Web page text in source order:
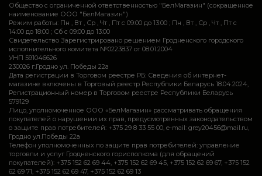
Общество с ограниченной ответственностью "БелМагазин" (сокращенное
наименование ООО "БелМагазин")
Режим работы: Пн , Вт , Ср , Чт , Пт c 09:00 до 13:00 ; Пн , Вт , Ср , Чт , Пт c
14:00 до 18:00 ; Сб c 09:00 до 13:00
Свидетельство Зарегистрировано решением Гродненского городского
исполнительного комитета №0223837 от 08.01.2004
УНП 591046626
230026 г.Гродно ул. Победы 22а
Дата регистрации в Торговом реестре РБ: Сведения об интернет-
магазине включены в Торговый реестр Республики Беларусь 18.04.2024,
Регистрационный номер в Торговом реестре Республики Беларусь
579129
Лицо, уполномоченное ООО «БелМагазин» рассматривать обращения
покупателей о нарушении их прав, предусмотренных законодательством
о защите прав потребителей: +375 29 8 33 55 00, e-mail: grey20456@mail.ru,
Гродно ул.Победы 22а
Телефон уполномоченных по защите прав потребителей: управление
торговли и услуг Гродненского горисполкома (для обращений
покупателей): +375 152 62 69 44, +375 152 62 69 45, +375 152 62 69 67, +375 152
62 69 71, +375 152 62 69 47, +375 152 62 69 13